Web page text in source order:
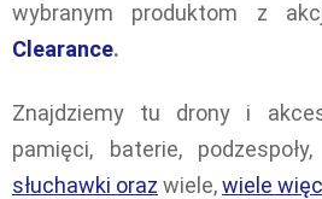
wybranym produktom z
Clearance.
Znajdziemy tu drony i
pamięci, baterie,
słuchawki oraz wiele,wiele